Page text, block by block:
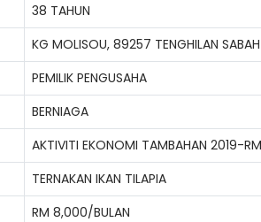
38 TAHUN
KG MOLISOU, 89257 TENGHILAN SABAH
PEMILIK PENGUSAHA
BERNIAGA
AKTIVITI EKONOMI TAMBAHAN 2019-
TERNAKAN IKAN TILAPIA
RM 8,000/BULAN